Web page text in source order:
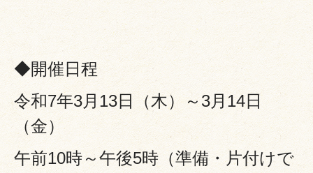
◆開催日程
令和7年3月13日（木）～3月14日
（金）
午前10時～午後5時（準備・片付けで